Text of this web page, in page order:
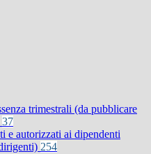
trimestrali (da pubblicare
37
e autorizzati ai dipendenti
254